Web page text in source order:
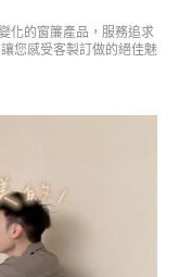
化的窗簾產品，服務追求
您感受客製訂做的絕佳魅